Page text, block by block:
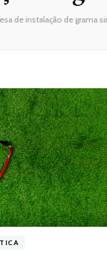
de instalação de grama